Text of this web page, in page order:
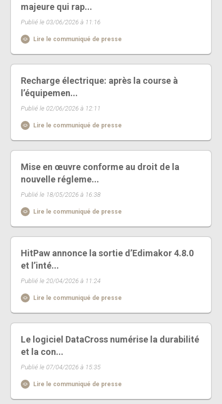
majeure qui rap...
Publié le 03/06/2026 à 11:16
Lire le communiqué de presse
Recharge électrique: après la course à
l’équipemen...
Publié le 02/06/2026 à 12:11
Lire le communiqué de presse
Mise en œuvre conforme au droit de la
nouvelle régleme...
Publié le 18/05/2026 à 16:38
Lire le communiqué de presse
HitPaw annonce la sortie d’Edimakor 4.8.0
et l’inté...
Publié le 20/04/2026 à 11:24
Lire le communiqué de presse
Le logiciel DataCross numérise la durabilité
et la con...
Publié le 07/04/2026 à 15:35
Lire le communiqué de presse